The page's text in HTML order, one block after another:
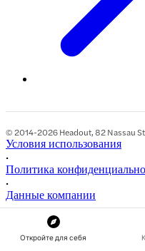
Откройте для себя
© 2014-2026 Headout, 82 Nassau
Условия использования
•
Политика
•
Данные компании